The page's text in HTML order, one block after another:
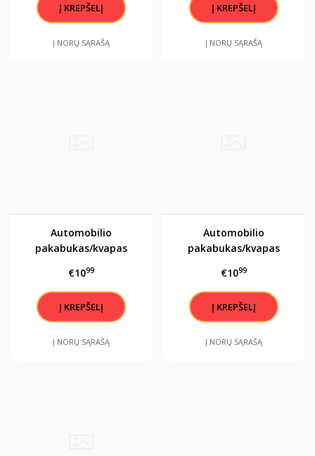
Į NORŲ SĄRAŠĄ Į NORŲ SĄRAŠĄ
Automobilio
pakabukas/kvapas
rytoj ir amžinai"
€1099
Į NORŲ SĄRAŠĄ
Automobilio
pakabukas/kvapas
rytoj ir amžinai"
€1099
Į NORŲ SĄRAŠĄ